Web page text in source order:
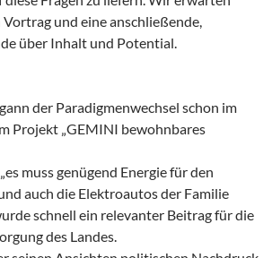
und eine anschließende,
über Inhalt und Potential.
der Paradigmenwechsel schon im
Projekt „GEMINI bewohnbares
muss genügend Energie für den
auch die Elektroautos der Familie
schnell ein relevanter Beitrag für die
des Landes.